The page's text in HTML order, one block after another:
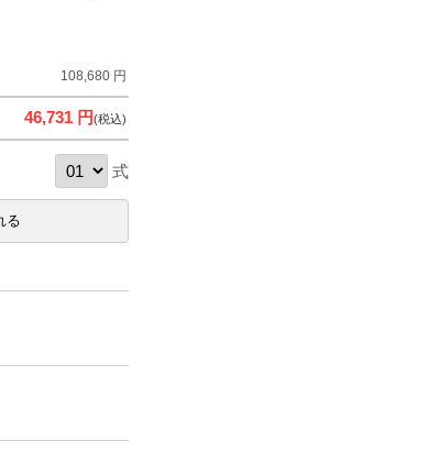
108,680 円
46,731 円(税込)
式